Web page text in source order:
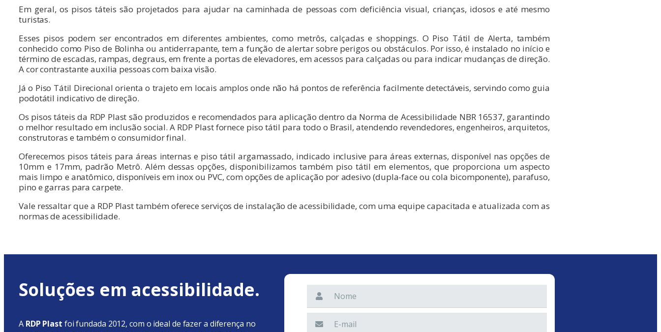
Em geral, os pisos táteis são projetados para ajudar na caminhada de pessoas com deficiência visual, crianças, idosos e até mesmo
turistas.
Esses pisos podem ser encontrados em diferentes ambientes, como metrôs, calçadas e shoppings. O Piso Tátil de Alerta, também
conhecido como Piso de Bolinha ou antiderrapante, tem a função de alertar sobre perigos ou obstáculos. Por isso, é instalado no início e
término de escadas, rampas, degraus, em frente a portas de elevadores, em acessos para calçadas ou para indicar mudanças de direção.
A cor contrastante auxilia pessoas com baixa visão.
Já o Piso Tátil Direcional orienta o trajeto em locais amplos onde não há pontos de referência facilmente detectáveis, servindo como guia
podotátil indicativo de direção.
Os pisos táteis da RDP Plast são produzidos e recomendados para aplicação dentro da Norma de Acessibilidade NBR 16537, garantindo
o melhor resultado em inclusão social. A RDP Plast fornece piso tátil para todo o Brasil, atendendo revendedores, engenheiros, arquitetos,
construtoras e também o consumidor final.
Oferecemos pisos táteis para áreas internas e piso tátil argamassado, indicado inclusive para áreas externas, disponível nas opções de
10mm e 17mm, padrão Metrô. Além dessas opções, disponibilizamos também piso tátil em elementos, que proporciona um aspecto
mais limpo e anatômico, disponíveis em inox ou PVC, com opções de aplicação por adesivo (dupla-face ou cola bicomponente), parafuso,
pino e garras para carpete.
Vale ressaltar que a RDP Plast também oferece serviços de instalação de acessibilidade, com uma equipe capacitada e atualizada com as
normas de acessibilidade.
Soluções em acessibilidade.
A RDP Plast foi fundada 2012, com o ideal de fazer a diferença no